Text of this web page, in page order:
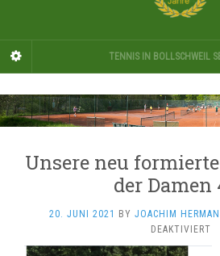
TENNIS IN BOLLSCHWEIL
Unsere neu
der Damen
20. JUNI 2021 BY JOACHIM
DEAKTIVIERT